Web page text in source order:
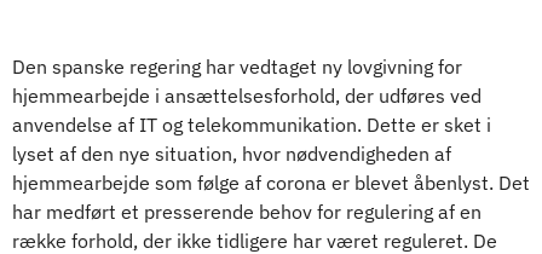
Den spanske regering har vedtaget ny lovgivning for
hjemmearbejde i ansættelsesforhold, der udføres ved
anvendelse af IT og telekommunikation. Dette er sket i
lyset af den nye situation, hvor nødvendigheden af
hjemmearbejde som følge af corona er blevet åbenlyst. Det
har medført et presserende behov for regulering af en
række forhold, der ikke tidligere har været reguleret. De